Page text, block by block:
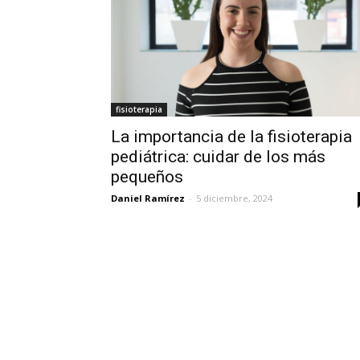
fisioterapia
La importancia de la fisioterapia
pediátrica: cuidar de los más
pequeños
Daniel Ramírez - 5 diciembre, 2024